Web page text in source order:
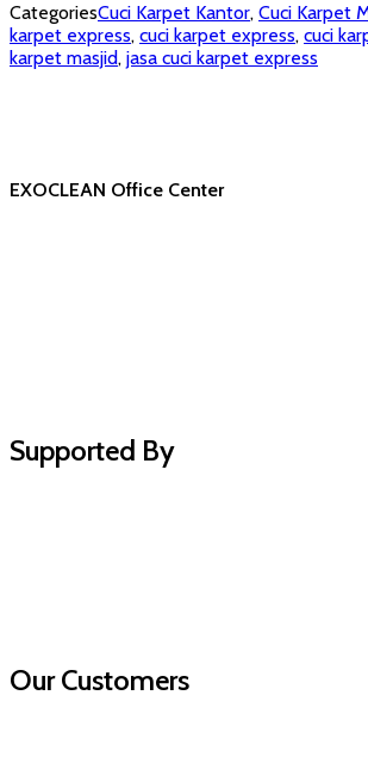
CategoriesCuci Karpet Kantor, Cuci Karpet
karpet express, cuci karpet express, cuci
karpet masjid, jasa cuci karpet express
EXOCLEAN Office Center
Supported By
Our Customers